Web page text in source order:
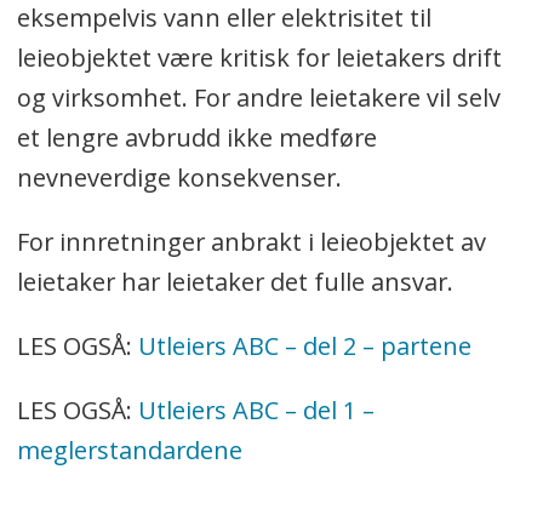
eksempelvis vann eller elektrisitet til
leieobjektet være kritisk for leietakers drift
og virksomhet. For andre leietakere vil selv
et lengre avbrudd ikke medføre
nevneverdige konsekvenser.
For innretninger anbrakt i leieobjektet av
leietaker har leietaker det fulle ansvar.
LES OGSÅ: Utleiers ABC – del 2 – partene
LES OGSÅ: Utleiers ABC – del 1 –
meglerstandardene